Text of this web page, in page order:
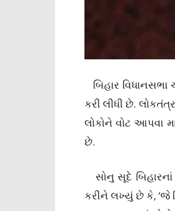
બિહાર
કરી લીધી છે.
લોકોને વોટ આપવા
છે.
સોનુ સૂદે
કરીને લખ્યું છે કે, ‘જે